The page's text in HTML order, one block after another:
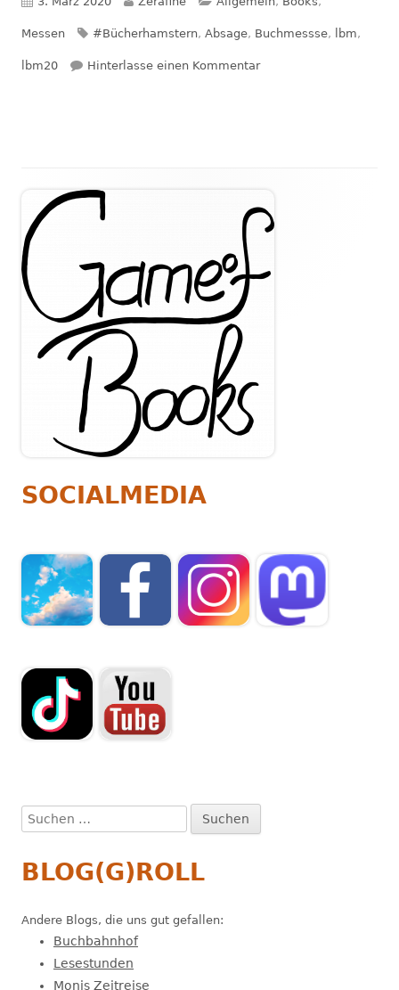
am
Messen Schlagwörter
#Bücherhamstern, Absage, Buchmessse, lbm,
lbm20 Hinterlasse einen Kommentarzu #bücherhamstern –
Haupt-
Seitenleiste
SOCIALMEDIA
Suchen
nach:
BLOG(G)ROLL
Andere Blogs, die uns gut gefallen:
Buchbahnhof
Lesestunden
Monis Zeitreise